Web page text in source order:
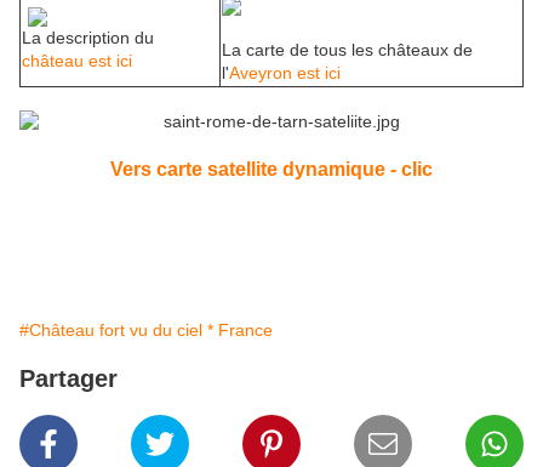
La description du
château est ici
La carte de tous les châteaux de
l'Aveyron est ici
Vers carte satellite dynamique - clic
#Château fort vu du ciel * France
Partager